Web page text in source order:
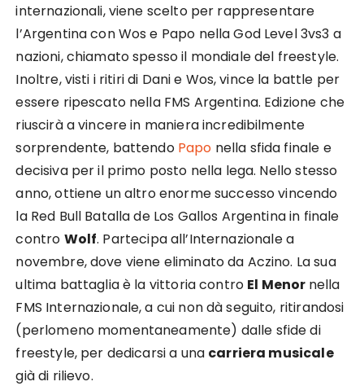
internazionali, viene scelto per rappresentare
l’Argentina con Wos e Papo nella God Level 3vs3 a
nazioni, chiamato spesso il mondiale del freestyle.
Inoltre, visti i ritiri di Dani e Wos, vince la battle per
essere ripescato nella FMS Argentina. Edizione che
riuscirà a vincere in maniera incredibilmente
sorprendente, battendo Papo nella sfida finale e
decisiva per il primo posto nella lega. Nello stesso
anno, ottiene un altro enorme successo vincendo
la Red Bull Batalla de Los Gallos Argentina in finale
contro Wolf. Partecipa all’Internazionale a
novembre, dove viene eliminato da Aczino. La sua
ultima battaglia è la vittoria contro El Menor nella
FMS Internazionale, a cui non dà seguito, ritirandosi
(perlomeno momentaneamente) dalle sfide di
freestyle, per dedicarsi a una carriera musicale
già di rilievo.